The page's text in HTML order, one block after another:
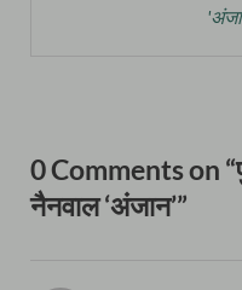
0 Comments on
नैनवाल ‘अंजान’”